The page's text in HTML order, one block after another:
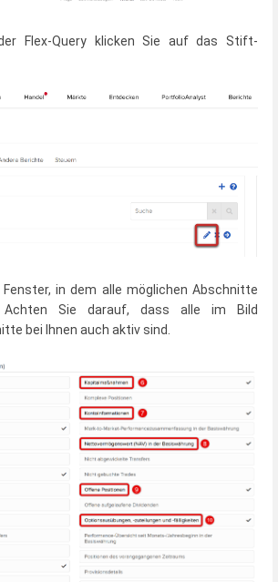
Flex-Query klicken Sie auf das Stift-
in dem alle möglichen Abschnitte
Achten Sie darauf, dass alle im Bild
bei Ihnen auch aktiv sind.